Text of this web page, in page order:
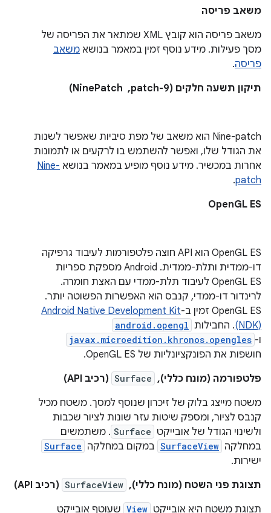
משאב פריסה
משאב פריסה הוא קובץ XML שמתאר את הפריסה של
מסך פעילות. מידע נוסף זמין במאמר בנושא משאב
פריסה.
תיקון תשעה חלקים (9-patch, ‏ NinePatch)
Nine-patch הוא משאב של מפת סיביות שאפשר לשנות
את הגודל שלו, ואפשר להשתמש בו לרקעים או לתמונות
אחרות במכשיר. מידע נוסף מופיע במאמר בנושא Nine-
patch
.
OpenGL ES
OpenGL ES הוא API חוצה פלטפורמות לעיבוד גרפיקה
דו-ממדית ותלת-ממדית. ‫Android מספקת ספריות
OpenGL ES לעיבוד תלת-ממדי עם האצת חומרה.
לרינדור דו-ממדי, קנבס הוא האפשרות הפשוטה יותר.
‫OpenGL ES זמין ב-
Android Native Development Kit
(NDK). החבילות android.opengl
ו- javax.microedition.khronos.opengles
חושפות את הפונקציונליות של OpenGL ES.
פלטפורמה (מונח כללי), Surface (רכיב API)
משטח מייצג בלוק של זיכרון שנוסף למסך. משטח מכיל
קנבס לציור, ומספק שיטות עזר שונות לציור שכבות
ולשינוי הגודל של אובייקט Surface . משתמשים
במחלקה SurfaceView במקום במחלקה Surface
ישירות.
תצוגת פני השטח (מונח כללי), SurfaceView (רכיב API)
תצוגת משטח היא אובייקט View שעוטף אובייקט